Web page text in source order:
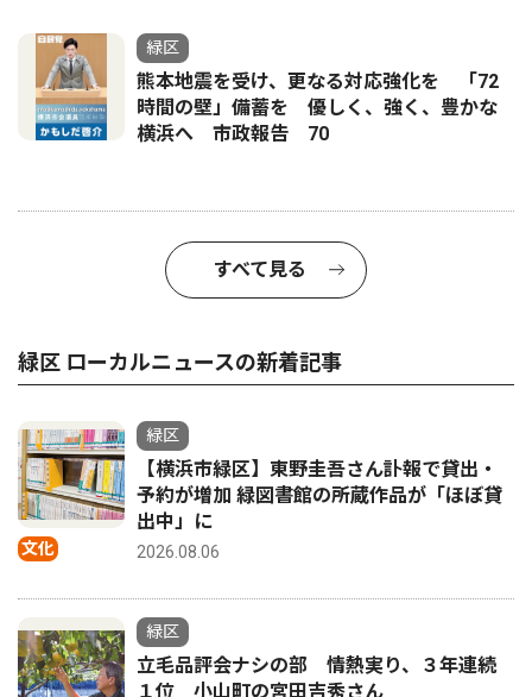
緑区
熊本地震を受け、更なる対応強化を 「72
時間の壁」備蓄を 優しく、強く、豊かな
横浜へ 市政報告 70
すべて見る
緑区 ローカルニュースの新着記事
文化
緑区
【横浜市緑区】東野圭吾さん訃報で貸出・
予約が増加 緑図書館の所蔵作品が「ほぼ貸
出中」に
2026.08.06
緑区
立毛品評会ナシの部 情熱実り、３年連続
１位 小山町の宮田吉秀さん